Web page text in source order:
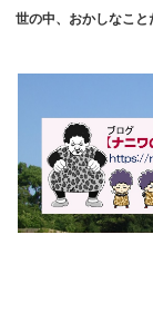
世の中、おかしなこ